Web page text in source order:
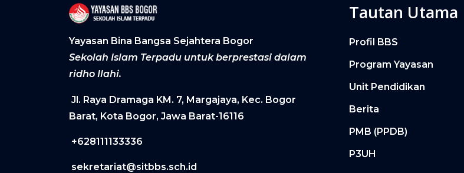
Yayasan Bina Bangsa Sejahtera Bogor
Sekolah Islam Terpadu untuk berprestasi dalam
ridho Ilahi.
Jl. Raya Dramaga KM. 7, Margajaya, Kec. Bogor
Barat, Kota Bogor, Jawa Barat-16116
+628111133336
sekretariat@sitbbs.sch.id
Tautan Utama
Profil BBS
Program Yayasan
Unit Pendidikan
Berita
PMB (PPDB)
P3UH